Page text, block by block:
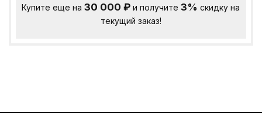
Купите еще на30 000₽ и получите3% скидку на
текущий заказ!